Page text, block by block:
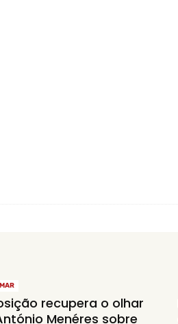
recupera o olhar
Menéres sobre